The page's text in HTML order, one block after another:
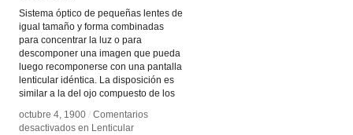
Sistema óptico de pequeñas lentes de
igual tamaño y forma combinadas
para concentrar la luz o para
descomponer una imagen que pueda
luego recomponerse con una pantalla
lenticular idéntica. La disposición es
similar a la del ojo compuesto de los
octubre 4, 1900 / Comentarios
desactivados en Lenticular
octubre 4, 1900 / Comentarios
desactivados en Lenticular